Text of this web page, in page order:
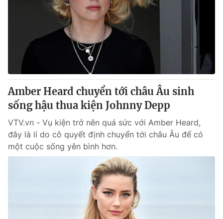
Amber Heard chuyển tới châu Âu sinh
sống hậu thua kiện Johnny Depp
VTV.vn - Vụ kiện trở nên quá sức với Amber Heard,
đây là lí do cô quyết định chuyển tới châu Âu để có
một cuộc sống yên bình hơn.